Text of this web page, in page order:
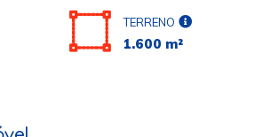
TERRENO
1.600 m²